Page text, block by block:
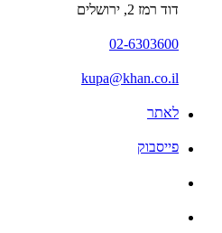
דוד רמז 2, ירושלים
02-6303600
kupa@khan.co.il
לאתר
פייסבוק